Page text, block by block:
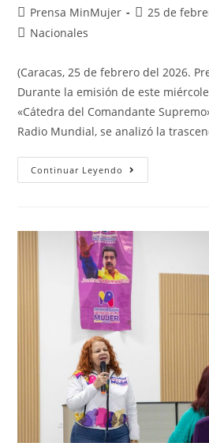
Prensa MinMujer
25 de
Nacionales
(Caracas, 25 de febrero del 2026.
Durante la emisión de este
«Cátedra del Comandante
Radio Mundial, se analizó la
Continuar Leyendo